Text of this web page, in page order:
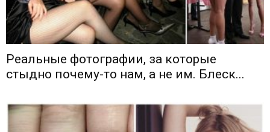
Реальные фотографии, за которые
стыдно почему-то нам, а не им. Блеск...